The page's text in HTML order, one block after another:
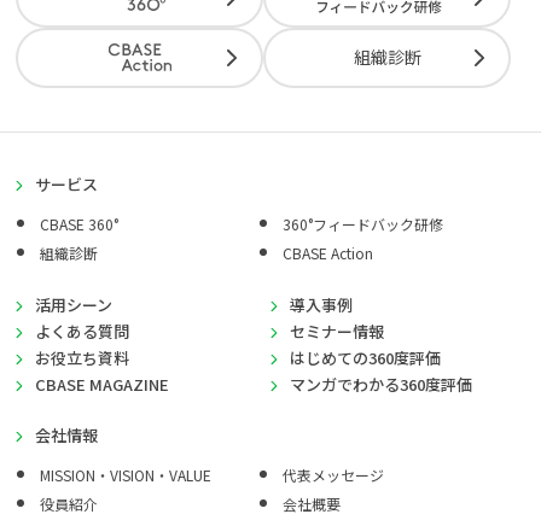
組織診断
サービス
CBASE 360°
360°フィードバック研修
組織診断
CBASE Action
活用シーン
導入事例
よくある質問
セミナー情報
お役立ち資料
はじめての360度評価
CBASE MAGAZINE
マンガでわかる360度評価
会社情報
MISSION・VISION・VALUE
代表メッセージ
役員紹介
会社概要